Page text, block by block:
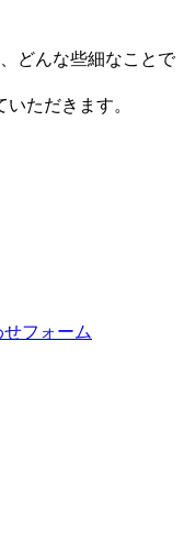
どんな些細なことで
ただきます。
フォーム